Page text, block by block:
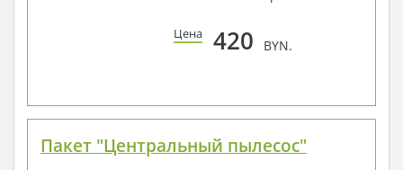
Цена 420 BYN.
Пакет "Центральный пылесос"